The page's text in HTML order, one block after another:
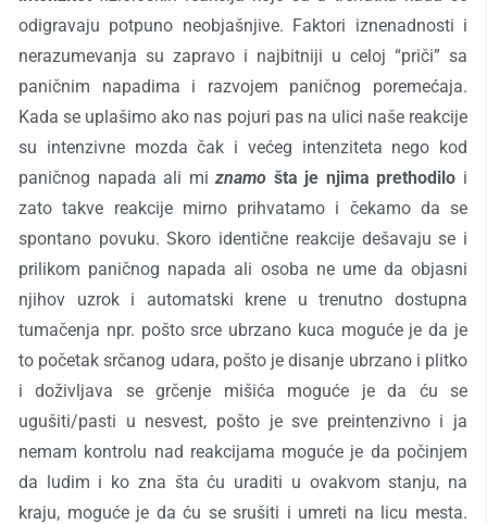
odigravaju potpuno neobjašnjive. Faktori iznenadnosti i
nerazumevanja su zapravo i najbitniji u celoj “priči” sa
paničnim napadima i razvojem paničnog poremećaja.
Kada se uplašimo ako nas pojuri pas na ulici naše reakcije
su intenzivne mozda čak i većeg intenziteta nego kod
paničnog napada ali miznamo šta je njima prethodilo i
zato takve reakcije mirno prihvatamo i čekamo da se
spontano povuku. Skoro identične reakcije dešavaju se i
prilikom paničnog napada ali osoba ne ume da objasni
njihov uzrok i automatski krene u trenutno dostupna
tumačenja npr. pošto srce ubrzano kuca moguće je da je
to početak srčanog udara, pošto je disanje ubrzano i plitko
i doživljava se grčenje mišića moguće je da ću se
ugušiti/pasti u nesvest, pošto je sve preintenzivno i ja
nemam kontrolu nad reakcijama moguće je da počinjem
da ludim i ko zna šta ću uraditi u ovakvom stanju, na
kraju, moguće je da ću se srušiti i umreti na licu mesta.